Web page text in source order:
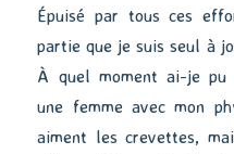
Épuisé par tous ces
partie que je suis seul à
À quel moment ai-je pu
une femme avec mon
aiment les crevettes,